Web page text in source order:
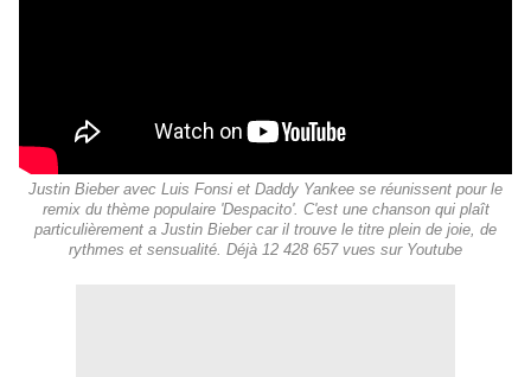
Justin Bieber avec Luis Fonsi et Daddy Yankee se réunissent pour le
remix du thème populaire 'Despacito'. C'est une chanson qui plaît
particulièrement a Justin Bieber car il trouve le titre plein de joie, de
rythmes et sensualité. Déjà 12 428 657 vues sur Youtube